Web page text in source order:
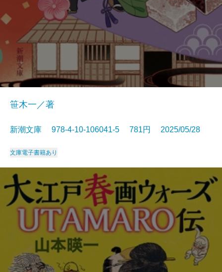
笹木一／著
新潮文庫 978-4-10-106041-5 781円 2025/05/28
文庫電子書籍あり